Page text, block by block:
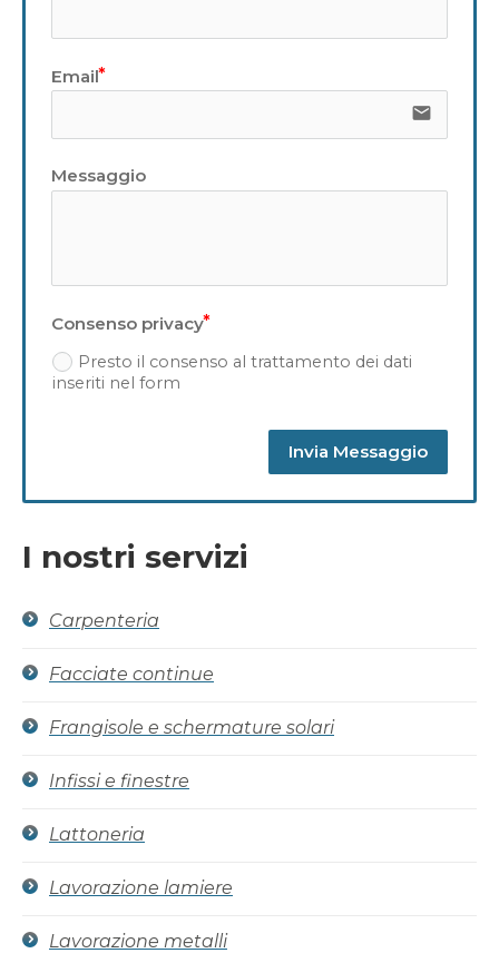
Email
email
Messaggio
Consenso privacy
Presto il consenso al trattamento dei dati
inseriti nel form
Invia Messaggio
Alternative:
I nostri servizi
Carpenteria
Facciate continue
Frangisole e schermature solari
Infissi e finestre
Lattoneria
Lavorazione lamiere
Lavorazione metalli